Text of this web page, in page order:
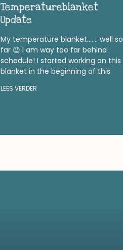
Temperatureblanket
Update
My temperature blanket……. well so
far 😉 I am way too far behind
schedule! I started working on this
blanket in the beginning of this
LEES VERDER